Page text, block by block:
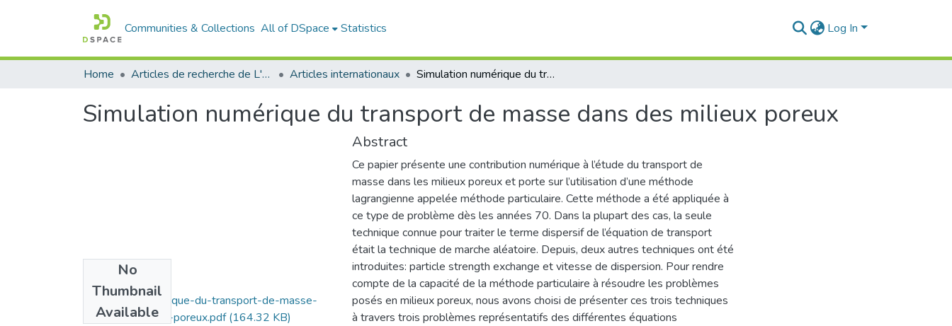
Communities & Collections All of DSpace Statistics Log In
Home Articles de recherche de L'UABT Articles internationaux Simulation numérique du transport de masse dans des milieux poreux
Simulation numérique du transport de masse dans des milieux poreux
No
Thumbnail
Available
Simulation-numerique-du-transport-de-masse-
dans-des-milieux-poreux.pdf(164.32 KB)
Abstract
Ce papier présente une contribution numérique à l’étude du transport de
masse dans les milieux poreux et porte sur l’utilisation d’une méthode
lagrangienne appelée méthode particulaire. Cette méthode a été appliquée à
ce type de problème dès les années 70. Dans la plupart des cas, la seule
technique connue pour traiter le terme dispersif de l’équation de transport
était la technique de marche aléatoire. Depuis, deux autres techniques ont été
introduites: particle strength exchange et vitesse de dispersion. Pour rendre
compte de la capacité de la méthode particulaire à résoudre les problèmes
posés en milieux poreux, nous avons choisi de présenter ces trois techniques
à travers trois problèmes représentatifs des différentes équations